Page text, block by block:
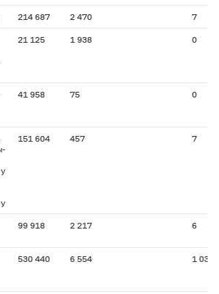
214 687 2 470 7
21 125 1 938 0
41 958 75 0
151 604 457 7
99 918 2 217 6
530 440 6 554 1 036